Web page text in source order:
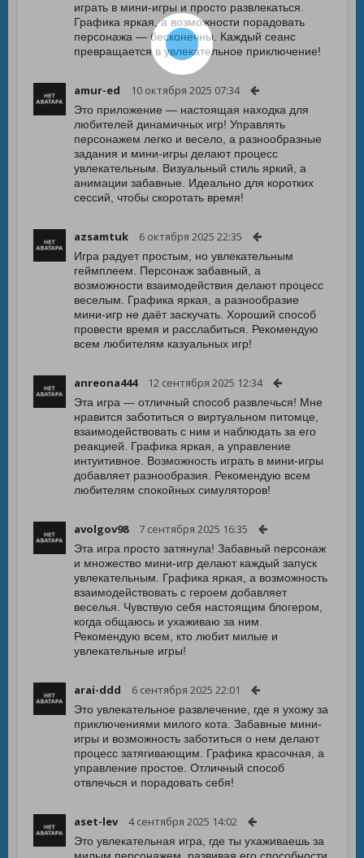
играть в мини-игры и просто развлекаться.
Графика яркая, а возможности порадовать
персонажа — бесконечны. Каждый сеанс
превращается в увлекательное приключение!
amur-ed 10 октября 2025 07:34
Это приложение — настоящая находка для
любителей динамичных игр! Управлять
персонажем легко и весело, а разнообразные
задания и мини-игры делают процесс
увлекательным. Визуальный стиль яркий, а
анимации забавные. Идеально для коротких
сессий, чтобы скоротать время!
azsamtuk 6 октября 2025 22:35
Игра радует простым, но увлекательным
геймплеем. Персонаж забавный, а
возможности взаимодействия делают процесс
веселым. Графика яркая, а разнообразие
мини-игр не даёт заскучать. Хороший способ
провести время и расслабиться. Рекомендую
всем любителям казуальных игр!
anreona444 12 сентября 2025 12:34
Эта игра — отличный способ развлечься! Мне
нравится заботиться о виртуальном питомце,
взаимодействовать с ним и наблюдать за его
реакцией. Графика яркая, а управление
интуитивное. Возможность играть в мини-игры
добавляет разнообразия. Рекомендую всем
любителям спокойных симуляторов!
avolgov98 7 сентября 2025 16:35
Эта игра просто затянула! Забавный персонаж
и множество мини-игр делают каждый запуск
увлекательным. Графика яркая, а возможность
взаимодействовать с героем добавляет
веселья. Чувствую себя настоящим блогером,
когда общаюсь и ухаживаю за ним.
Рекомендую всем, кто любит милые и
увлекательные игры!
arai-ddd 6 сентября 2025 22:01
Это увлекательное развлечение, где я ухожу за
приключениями милого кота. Забавные мини-
игры и возможность заботиться о нем делают
процесс затягивающим. Графика красочная, а
управление простое. Отличный способ
отвлечься и порадовать себя!
aset-lev 4 сентября 2025 14:02
Это увлекательная игра, где ты ухаживаешь за